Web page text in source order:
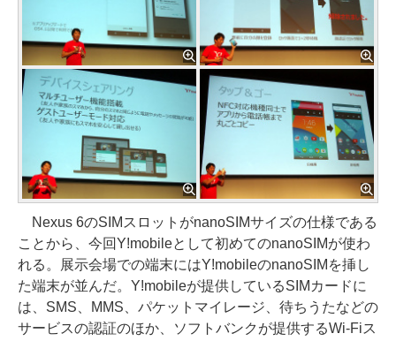
Nexus 6のSIMスロットがnanoSIMサイズの仕様である
ことから、今回Y!mobileとして初めてのnanoSIMが使わ
れる。展示会場での端末にはY!mobileのnanoSIMを挿し
た端末が並んだ。Y!mobileが提供しているSIMカードに
は、SMS、MMS、パケットマイレージ、待ちうたなどの
サービスの認証のほか、ソフトバンクが提供するWi-Fiス